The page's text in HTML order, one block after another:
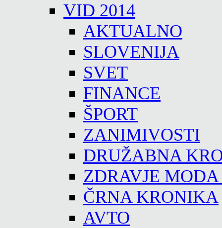
VID 2014
AKTUALNO
SLOVENIJA
SVET
FINANCE
ŠPORT
ZANIMIVOSTI
DRUŽABNA
ZDRAVJE
ČRNA KRONIKA
AVTO